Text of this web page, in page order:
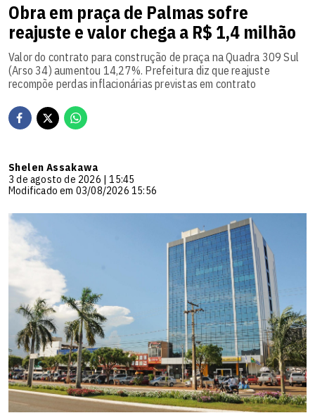
Obra em praça de Palmas sofre
reajuste e valor chega a R$ 1,4 milhão
Valor do contrato para construção de praça na Quadra 309 Sul
(Arso 34) aumentou 14,27%. Prefeitura diz que reajuste
recompõe perdas inflacionárias previstas em contrato
Shelen Assakawa
3 de agosto de 2026 | 15:45
Modificado em 03/08/2026 15:56